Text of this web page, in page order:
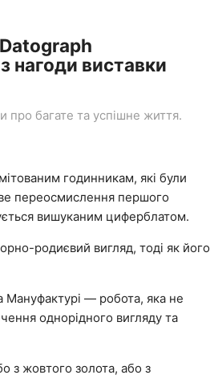
нагоди виставки
про багате та успішне життя.
годинникам, які були
переосмислення першого
вишуканим циферблатом.
родиєвий вигляд, тоді як його
Мануфактурі — робота, яка не
однорідного вигляду та
з жовтого золота, або з